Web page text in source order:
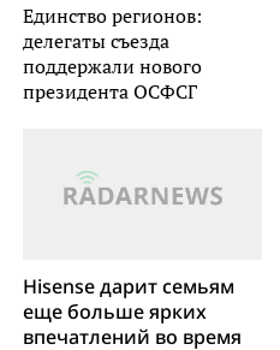
Единство регионов:
делегаты съезда
поддержали нового
президента ОСФСГ
Hisense дарит семьям
еще больше ярких
впечатлений во время